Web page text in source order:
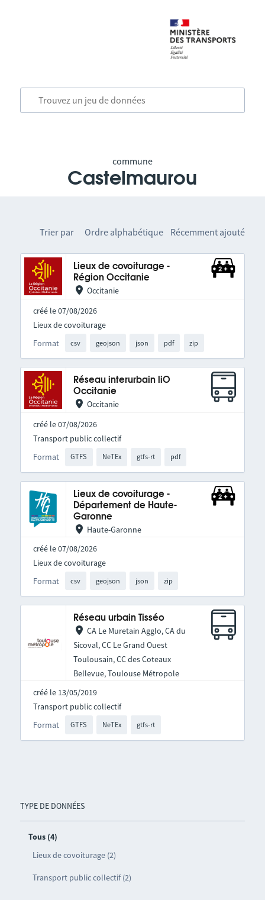
commune
Castelmaurou
TYPE DE DONNÉES
Tous (4)
Lieux de covoiturage (2)
Transport public collectif (2)
Trier par Ordre alphabétique Récemment ajouté
Lieux de covoiturage -
Région Occitanie
Occitanie
créé le 07/08/2026
Format csv geojson json pdf zip
Lieux de covoiturage
Réseau interurbain liO
Occitanie
Occitanie
créé le 07/08/2026
Format GTFS NeTEx gtfs-rt pdf
Transport public collectif
Lieux de covoiturage -
Département de Haute-
Garonne
Haute-Garonne
créé le 07/08/2026
Format csv geojson json zip
Lieux de covoiturage
Réseau urbain Tisséo
CA Le Muretain Agglo, CA du
Sicoval, CC Le Grand Ouest
Toulousain, CC des Coteaux
Bellevue, Toulouse Métropole
créé le 13/05/2019
Format GTFS NeTEx gtfs-rt
Transport public collectif